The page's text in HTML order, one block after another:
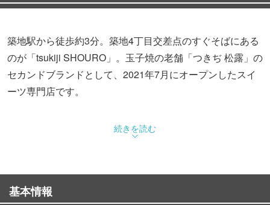
築地駅から徒歩約3分。築地4丁目交差点のすぐそばにある
のが「tsukiji SHOURO」。玉子焼の老舗「つきぢ 松露」の
セカンドブランドとして、2021年7月にオープンしたスイ
ーツ専門店です。
続きを読む
基本情報